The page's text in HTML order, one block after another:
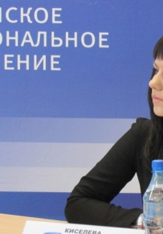
Перейти к основному содержанию